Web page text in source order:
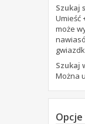
Szukaj
Umieść
może
Szukaj
Można